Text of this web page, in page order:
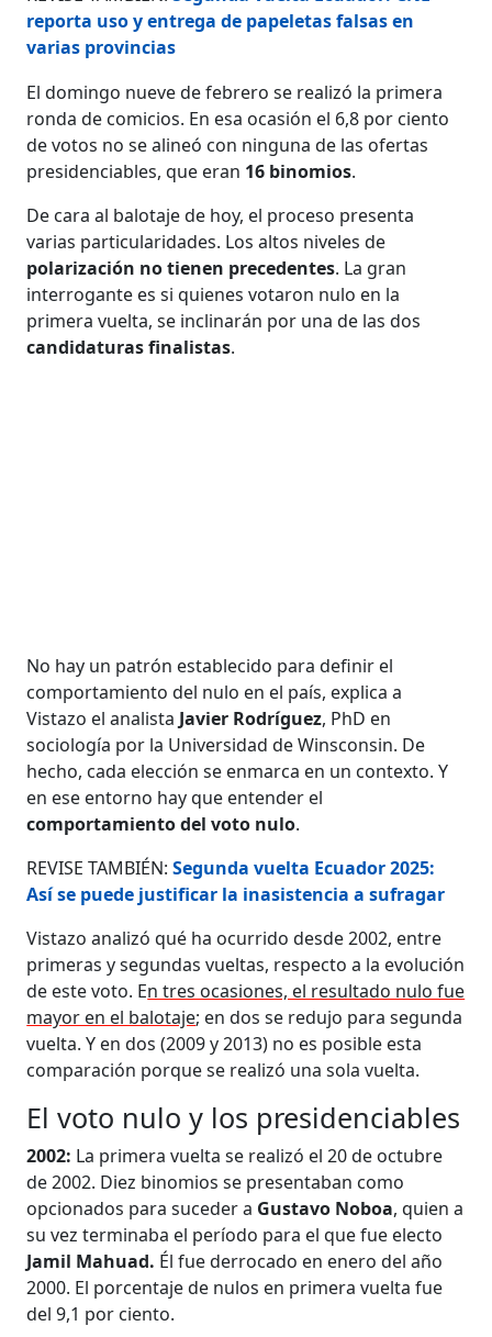
reporta uso y entrega de papeletas falsas en
varias provincias
El domingo nueve de febrero se realizó la primera
ronda de comicios. En esa ocasión el 6,8 por ciento
de votos no se alineó con ninguna de las ofertas
presidenciables, que eran 16 binomios.
De cara al balotaje de hoy, el proceso presenta
varias particularidades. Los altos niveles de
polarización no tienen precedentes. La gran
interrogante es si quienes votaron nulo en la
primera vuelta, se inclinarán por una de las dos
candidaturas finalistas.
No hay un patrón establecido para definir el
comportamiento del nulo en el país, explica a
Vistazo el analista Javier Rodríguez, PhD en
sociología por la Universidad de Winsconsin. De
hecho, cada elección se enmarca en un contexto. Y
en ese entorno hay que entender el
comportamiento del voto nulo.
REVISE TAMBIÉN:Segunda vuelta Ecuador 2025:
Así se puede justificar la inasistencia a sufragar
Vistazo analizó qué ha ocurrido desde 2002, entre
primeras y segundas vueltas, respecto a la evolución
de este voto. En tres ocasiones, el resultado nulo fue
mayor en el balotaje; en dos se redujo para segunda
vuelta. Y en dos (2009 y 2013) no es posible esta
comparación porque se realizó una sola vuelta.
El voto nulo y los presidenciables
2002: La primera vuelta se realizó el 20 de octubre
de 2002. Diez binomios se presentaban como
opcionados para suceder a Gustavo Noboa, quien a
su vez terminaba el período para el que fue electo
Jamil Mahuad. Él fue derrocado en enero del año
2000. El porcentaje de nulos en primera vuelta fue
del 9,1 por ciento.